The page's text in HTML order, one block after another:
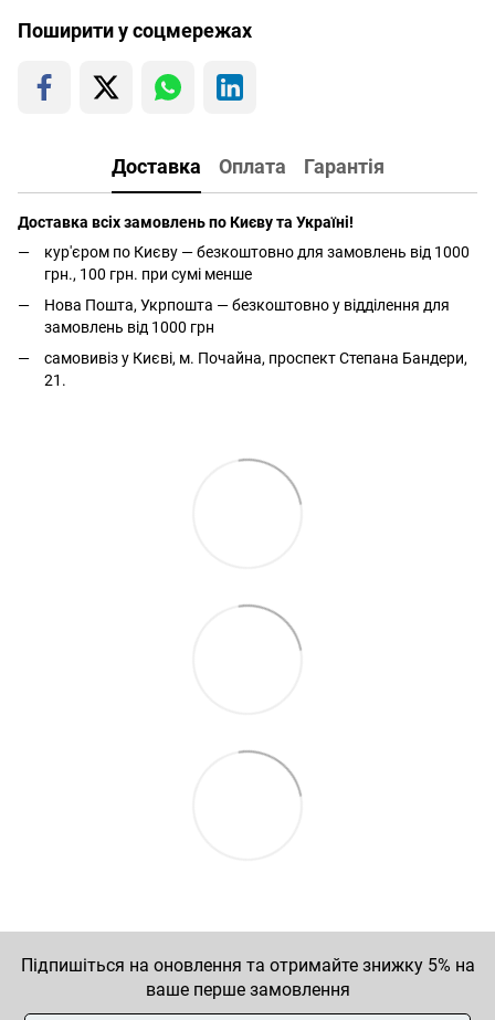
Поширити у соцмережах
Доставка Оплата Гарантія
Доставка всіх замовлень по Києву та Україні!
кур'єром по Києву — безкоштовно для замовлень від 1000
грн., 100 грн. при сумі менше
Нова Пошта, Укрпошта — безкоштовно у відділення для
замовлень від 1000 грн
самовивіз у Києві, м. Почайна, проспект Степана Бандери,
21.
Підпишіться на оновлення та отримайте знижку 5% на
ваше перше замовлення